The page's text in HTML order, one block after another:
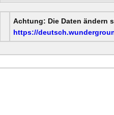
Achtung: Die Daten ändern
https://